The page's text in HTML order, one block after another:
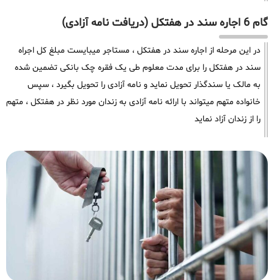
گام 6 اجاره سند در هفتکل (دریافت نامه آزادی)
در این مرحله از اجاره سند در هفتکل ، مستاجر میبایست مبلغ کل اجراه
سند در هفتکل را برای مدت معلوم طی یک فقره چک بانکی تضمین شده
به مالک یا سندگذار تحویل نماید و نامه آزادی را تحویل بگیرد ، سپس
خانواده متهم میتواند با ارائه نامه آزادی به زندان مورد نظر در هفتکل ، متهم
را از زندان آزاد نماید